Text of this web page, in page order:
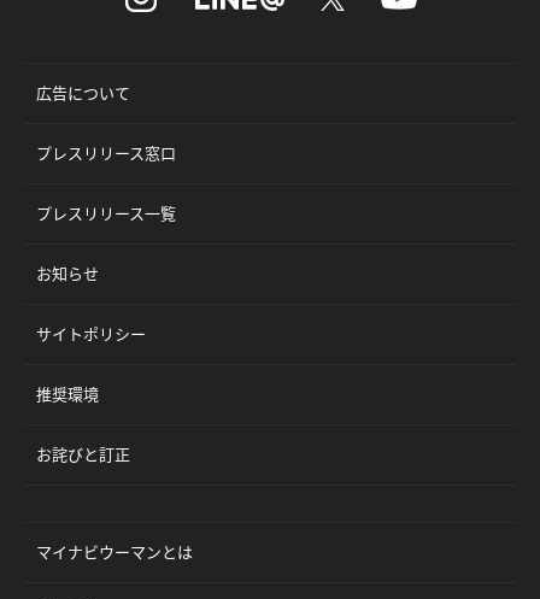
広告について
プレスリリース窓口
プレスリリース一覧
お知らせ
サイトポリシー
推奨環境
お詫びと訂正
マイナビウーマンとは